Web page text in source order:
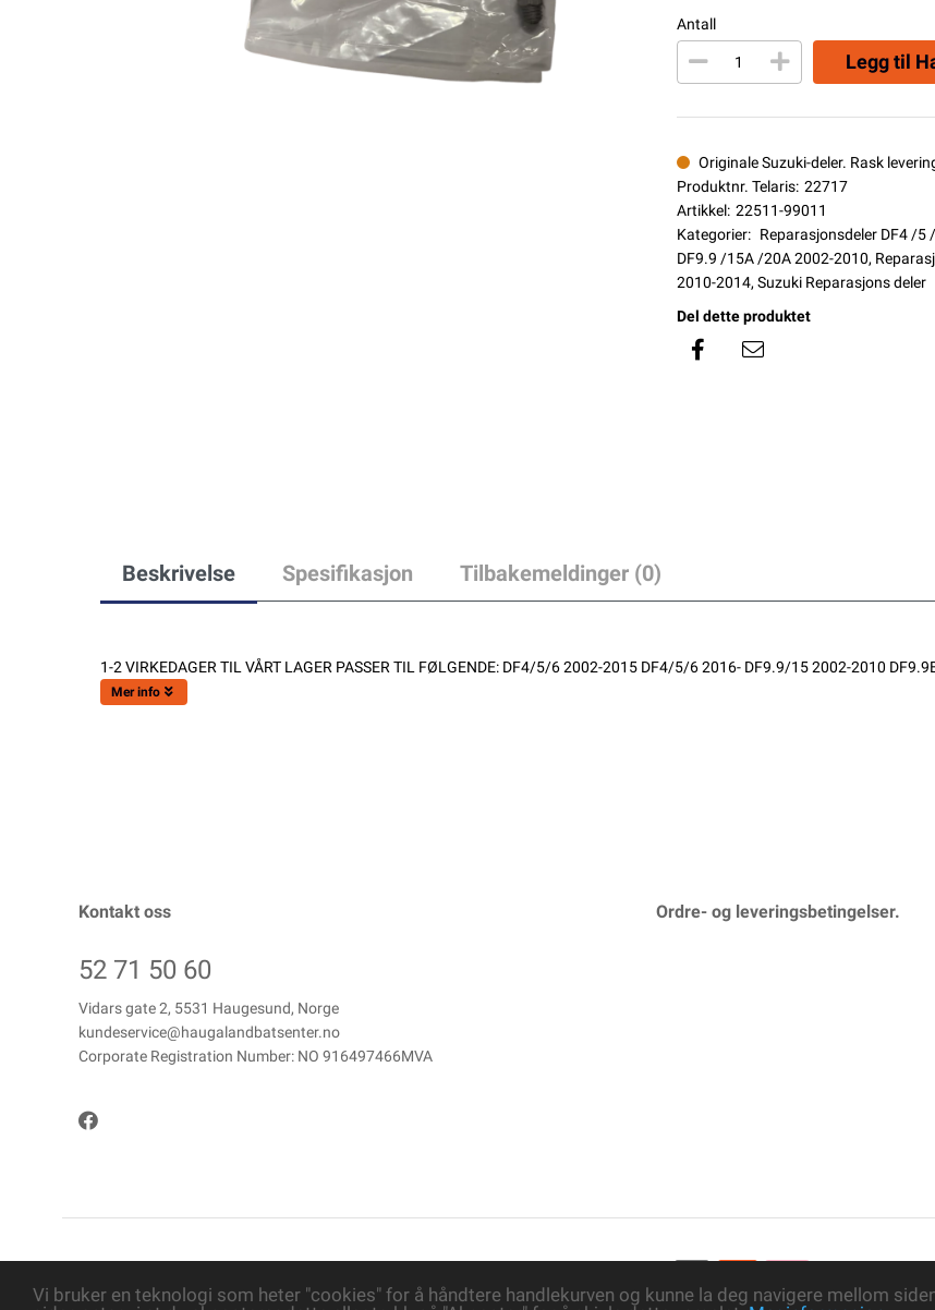
Vi bruker en teknologi som heter "cookies" for å håndtere handlekurven og kunne la deg navigere mellom
Antall
Legg til
Originale Suzuki-deler. Rask
Produktnr. Telaris: 22717
Artikkel: 22511-99011
Kategorier: Reparasjonsdeler DF4 /5
DF9.9 /15A /20A 2002-2010,
2010-2014, Suzuki Reparasjons deler
Del dette produktet
Beskrivelse Spesifikasjon Tilbakemeldinger (0)
1-2 VIRKEDAGER TIL VÅRT LAGER PASSER TIL FØLGENDE: DF4/5/6 2002-2015 DF4/5/6 2016- DF9.9/15 2002-2010
Mer info
Kontakt oss
52 71 50 60
Vidars gate 2, 5531 Haugesund, Norge
kundeservice@haugalandbatsenter.no
Corporate Registration Number: NO 916497466MVA
Ordre- og leveringsbetingelser.